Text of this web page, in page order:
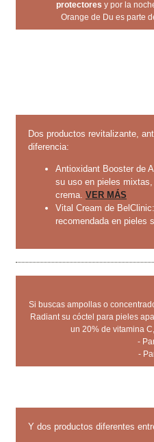
protectores y por la
Orange de Du es parte
Dos productos revitalizante,
diferencia:
Antioxidant Booster de
su uso en pieles
crema. VER MÁS
Vital Cream de
recomendada en pieles
Si buscas ampollas o
Radiant su cóctel para pieles
un 20% de vitamina
-
-
Y dos productos diferentes